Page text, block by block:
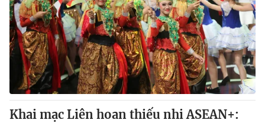
® Cấm sao chép dưới mọi hình thức nếu không có sự chấp
thuận bằng văn bản. Ghi rõ nguồn VTV.vn khi phát hành lại
thông tin từ website này.
Khai mạc Liên hoan thiếu nhi ASEAN+: